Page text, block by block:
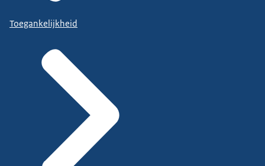
Toegankelijkheid